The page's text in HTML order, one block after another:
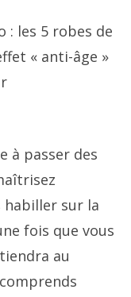
: les 5 robes de
« anti-âge »
à passer des
sur la
fois que vous
au